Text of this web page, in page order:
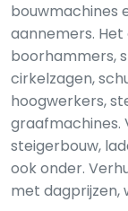
bouwmachines
aannemers.
boorhammers,
cirkelzagen,
hoogwerkers,
graafmachines.
steigerbouw,
ook onder.
met dagprijzen,